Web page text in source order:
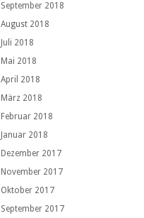
September 2018
August 2018
Juli 2018
Mai 2018
April 2018
März 2018
Februar 2018
Januar 2018
Dezember 2017
November 2017
Oktober 2017
September 2017